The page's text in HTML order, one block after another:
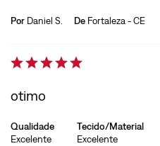
Por Daniel S. De Fortaleza - CE
otimo
Qualidade
Excelente
Tecido/Material
Excelente